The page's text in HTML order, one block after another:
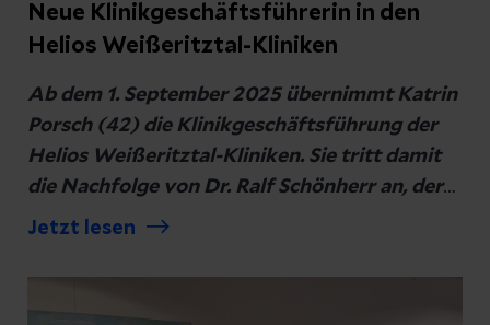
Neue Klinikgeschäftsführerin in den
Helios Weißeritztal-Kliniken
Ab dem 1. September 2025 übernimmt Katrin
Porsch (42) die Klinikgeschäftsführung der
Helios Weißeritztal-Kliniken. Sie tritt damit
die Nachfolge von Dr. Ralf Schönherr an, der
Helios auf eigenen Wunsch verlassen und sich
Herausforderung widmen wird.
Jetzt lesen